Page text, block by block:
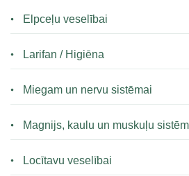
Elpceļu veselībai
Larifan / Higiēna
Miegam un nervu sistēmai
Magnijs, kaulu un muskuļu
Locītavu veselībai